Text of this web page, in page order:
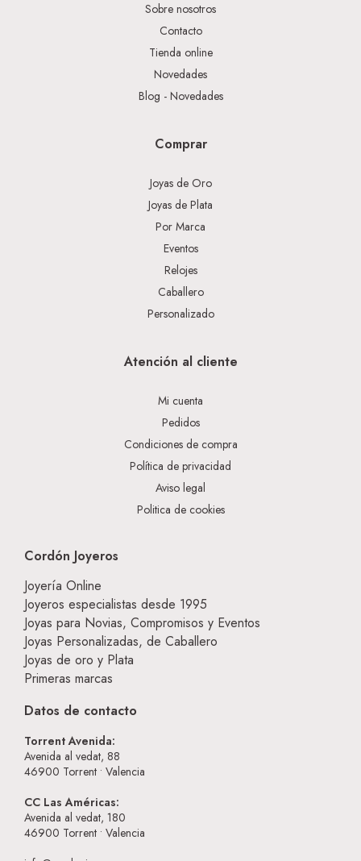
Sobre nosotros
Contacto
Tienda online
Novedades
Blog - Novedades
Comprar
Joyas de Oro
Joyas de Plata
Por Marca
Eventos
Relojes
Caballero
Personalizado
Atención al cliente
Mi cuenta
Pedidos
Condiciones de compra
Política de privacidad
Aviso legal
Politica de cookies
Cordón Joyeros
Joyería Online
Joyeros especialistas desde 1995
Joyas para Novias, Compromisos y Eventos
Joyas Personalizadas, de Caballero
Joyas de oro y Plata
Primeras marcas
Datos de contacto
Torrent Avenida:
Avenida al vedat, 88
46900 Torrent • Valencia
CC Las Américas:
Avenida al vedat, 180
46900 Torrent • Valencia